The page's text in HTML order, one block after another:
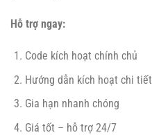
Hỗ trợ ngay:
Code kích hoạt chính chủ
Hướng dẫn kích hoạt chi tiết
Gia hạn nhanh chóng
Giá tốt – hỗ trợ 24/7